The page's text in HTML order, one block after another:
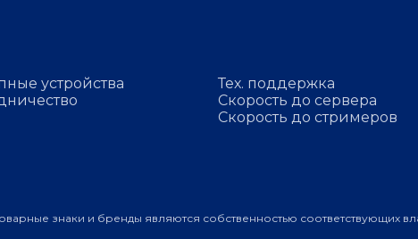
устройства
Тех. поддержка
Скорость до сервера
Скорость до стримеров
знаки и бренды являются собственностью соответствующих